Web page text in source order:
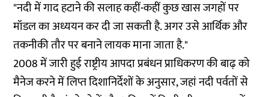
"नदी में गाद हटाने की सलाह कहीं-कहीं कुछ खास जगहों पर
मॉडल का अध्ययन कर दी जा सकती है. अगर उसे आर्थिक और
तकनीकी तौर पर बनाने लायक माना जाता है."
2008 में जारी हुई राष्ट्रीय आपदा प्रबंधन प्राधिकरण की बाढ़ को
मैनेज करने में लिप्त दिशानिर्देशों के अनुसार, जहां नदी पर्वतों से